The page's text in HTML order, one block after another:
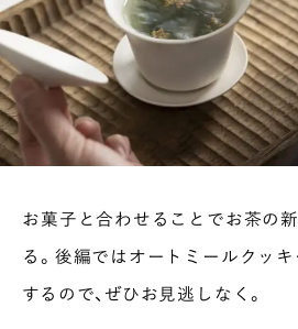
お菓子と合わせることでお茶の
る。後編ではオートミールクッ
するので、ぜひお見逃しなく。